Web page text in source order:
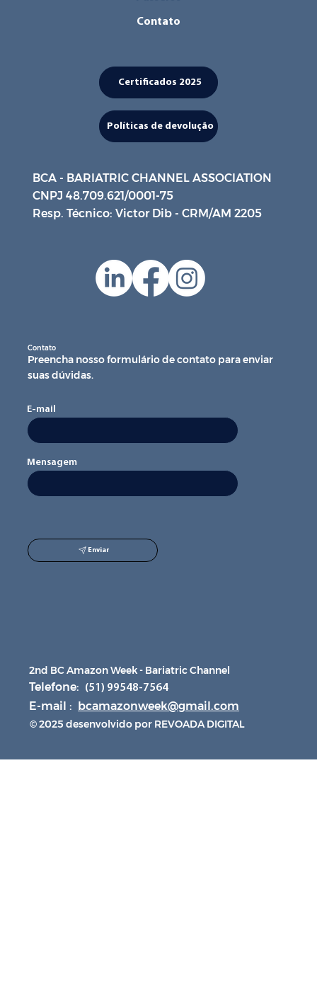
Contato
Políticas de devolução
Certificados 2025
BCA - BARIATRIC CHANNEL ASSOCIATION
CNPJ 48.709.621/0001-75
Resp. Técnico: Victor Dib - CRM/AM 2205
Contato
Preencha nosso formulário de contato para enviar
suas dúvidas.
E-mail
Mensagem
Enviar
2nd BC Amazon Week - Bariatric Channel
Telefone: (51) 99548-7564
E-mail : bcamazonweek@gmail.com
© 2025 desenvolvido por REVOADA DIGITAL